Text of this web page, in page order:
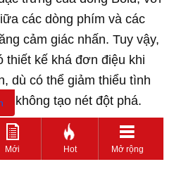
các dòng phím và các
cảm giác nhấn. Tuy vậy,
thiết kế khá đơn điệu khi
dù có thể giảm thiểu tình
không tạo nét đột phá.
Mới Hot Mở rộng